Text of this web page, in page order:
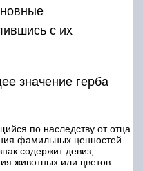
с их
значение герба
по наследству от отца
фамильных ценностей.
содержит девиз,
животных или цветов.